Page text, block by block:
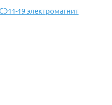
19 электромагнит